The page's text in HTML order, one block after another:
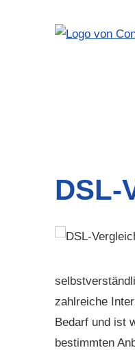
DSL-
zahlreiche
Bedarf und ist
bestimmten